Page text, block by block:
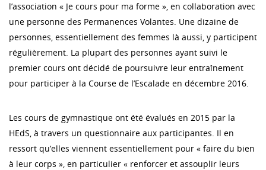
l’association « Je cours pour ma forme », en collaboration avec
une personne des Permanences Volantes. Une dizaine de
personnes, essentiellement des femmes là aussi, y participent
régulièrement. La plupart des personnes ayant suivi le
premier cours ont décidé de poursuivre leur entraînement
pour participer à la Course de l’Escalade en décembre 2016.
Les cours de gymnastique ont été évalués en 2015 par la
HEdS, à travers un questionnaire aux participantes. Il en
ressort qu’elles viennent essentiellement pour « faire du bien
à leur corps », en particulier « renforcer et assouplir leurs